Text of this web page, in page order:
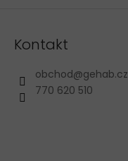
Kontakt
obchod@gehab.cz
770 620 510